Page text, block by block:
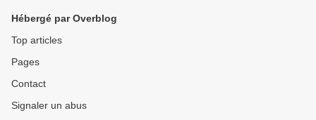
Hébergé par Overblog
Top articles
Pages
Contact
Signaler un abus